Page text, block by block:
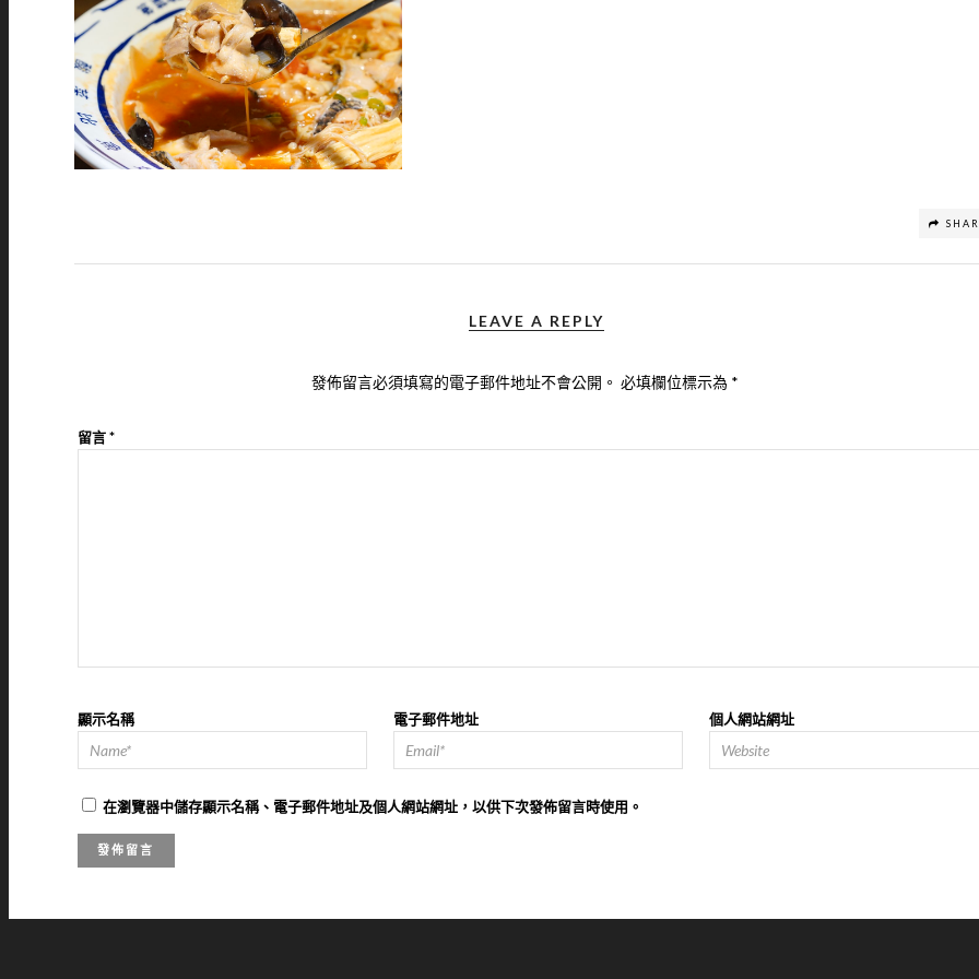
LEAVE A REPLY
發佈留言必須填寫的電子郵件地址不會公開。 必填欄位標示為 *
留言*
顯示名稱 電子郵件地址 個人網站網址
在瀏覽器中儲存顯示名稱、電子郵件地址及個人網站網址，以供下次發佈留言時使用。